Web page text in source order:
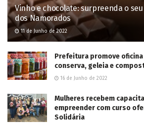
Vinho e chocolate: surpreenda o
dos Namorados
11 de Junho de 2022
Prefeitura promove oficina
conserva, geleia e
16 de Junho de 2022
Mulheres recebem
empreender com curso
Solidária